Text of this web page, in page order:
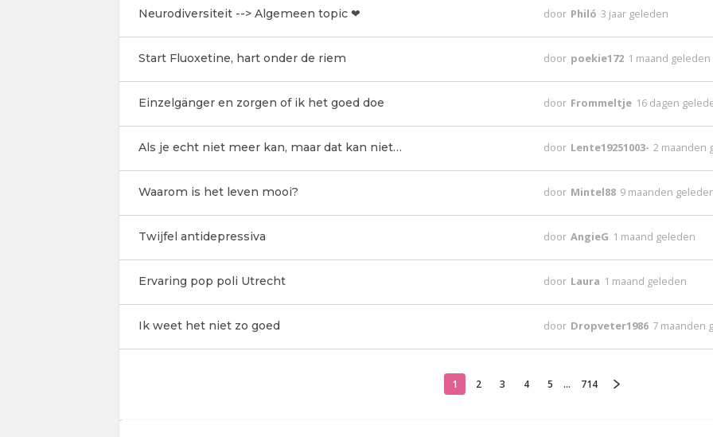
Neurodiversiteit --> Algemeen topic ❤ door Philó 3 jaar geleden
Start Fluoxetine, hart onder de riem door poekie172 1 maand geleden
Einzelgänger en zorgen of ik het goed doe door Frommeltje 16 dagen
Als je echt niet meer kan, maar dat kan niet… door Lente19251003- 2 maanden
Waarom is het leven mooi? door Mintel88 9 maanden
Twijfel antidepressiva door AngieG 1 maand geleden
Ervaring pop poli Utrecht door Laura 1 maand geleden
Ik weet het niet zo goed door Dropveter1986 7 maanden
1 2 3 4 5 ... 714